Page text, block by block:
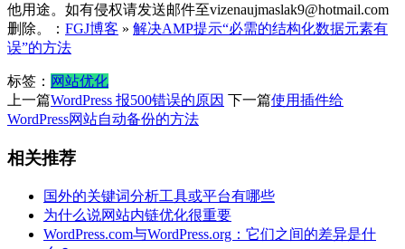
他用途。如有侵权请发送邮件至vizenaujmaslak9@hotmail.com
删除。： FGJ博客 » 解决AMP提示“必需的结构化数据元素有
误”的方法
标签： 网站优化
上一篇WordPress 报500错误的原因 下一篇使用插件给
WordPress网站自动备份的方法
相关推荐
国外的关键词分析工具或平台有哪些
为什么说网站内链优化很重要
WordPress.com与WordPress.org：它们之间的差异是什